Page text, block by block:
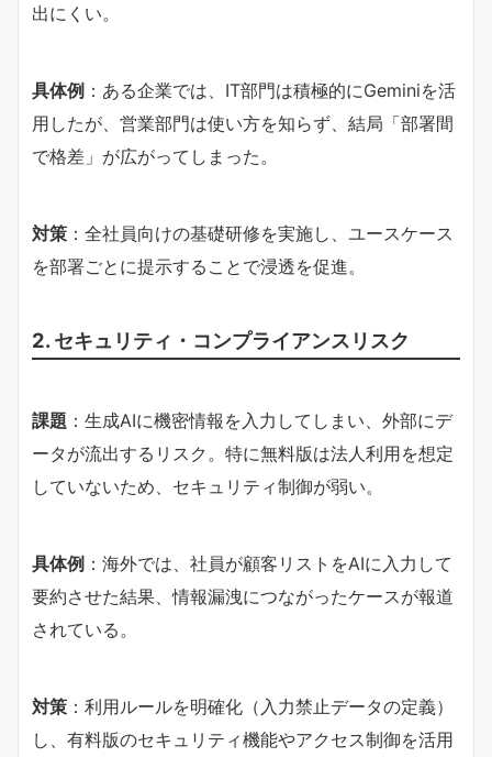
出にくい。
具体例 ：ある企業では、IT部門は積極的にGeminiを活
用したが、営業部門は使い方を知らず、結局「部署間
で格差」が広がってしまった。
対策 ：全社員向けの基礎研修を実施し、ユースケース
を部署ごとに提示することで浸透を促進。
2. セキュリティ・コンプライアンスリスク
課題 ：生成AIに機密情報を入力してしまい、外部にデ
ータが流出するリスク。特に無料版は法人利用を想定
していないため、セキュリティ制御が弱い。
具体例 ：海外では、社員が顧客リストをAIに入力して
要約させた結果、情報漏洩につながったケースが報道
されている。
対策 ：利用ルールを明確化（入力禁止データの定義）
し、有料版のセキュリティ機能やアクセス制御を活用